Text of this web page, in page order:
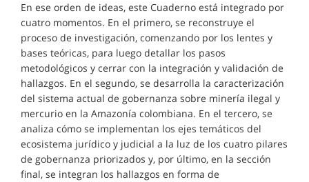
En ese orden de ideas, este Cuaderno está integrado por
cuatro momentos. En el primero, se reconstruye el
proceso de investigación, comenzando por los lentes y
bases teóricas, para luego detallar los pasos
metodológicos y cerrar con la integración y validación de
hallazgos. En el segundo, se desarrolla la caracterización
del sistema actual de gobernanza sobre minería ilegal y
mercurio en la Amazonía colombiana. En el tercero, se
analiza cómo se implementan los ejes temáticos del
ecosistema jurídico y judicial a la luz de los cuatro pilares
de gobernanza priorizados y, por último, en la sección
final, se integran los hallazgos en forma de